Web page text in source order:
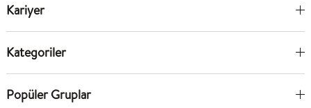
Kariyer
Kategoriler
Popüler Gruplar